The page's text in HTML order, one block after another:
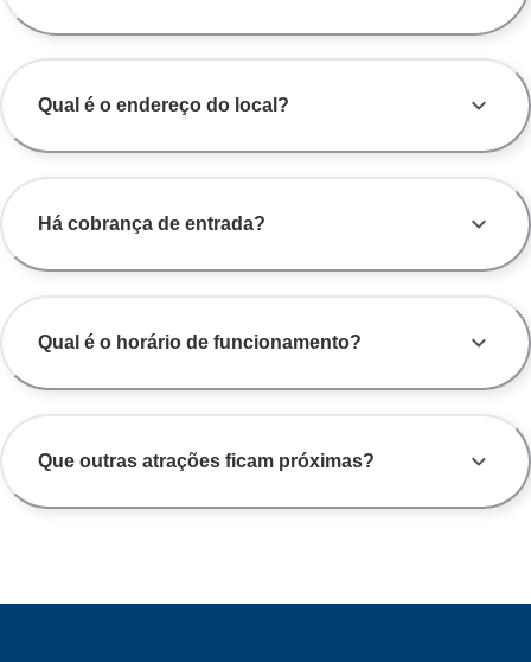
Qual é o endereço do local?
Há cobrança de entrada?
Qual é o horário de funcionamento?
Que outras atrações ficam próximas?